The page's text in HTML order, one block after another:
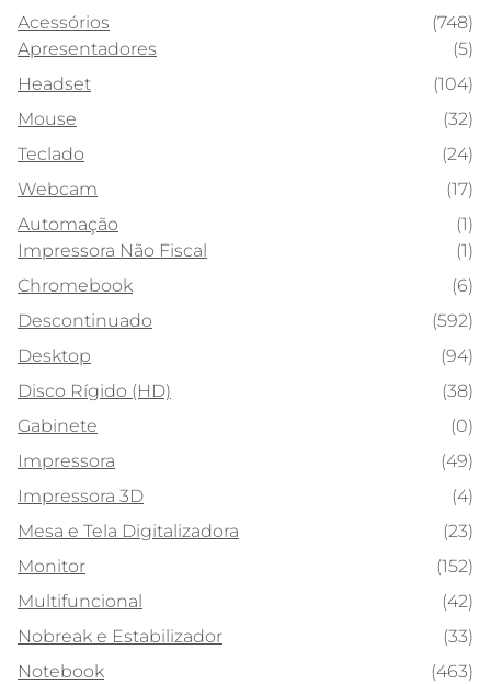
Acessórios
(748)
Apresentadores
(5)
Headset
(104)
Mouse
(32)
Teclado
(24)
Webcam
(17)
Automação
(1)
Impressora Não Fiscal
(1)
Chromebook
(6)
Descontinuado
(592)
Desktop
(94)
Disco Rígido (HD)
(38)
Gabinete
(0)
Impressora
(49)
Impressora 3D
(4)
Mesa e Tela Digitalizadora
(23)
Monitor
(152)
Multifuncional
(42)
Nobreak e Estabilizador
(33)
Notebook
(463)